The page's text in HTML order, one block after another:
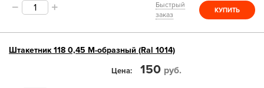
Быстрый
заказ
КУПИТЬ
Штакетник 118 0,45 М-образный (Ral 1014)
Цена 150 руб.